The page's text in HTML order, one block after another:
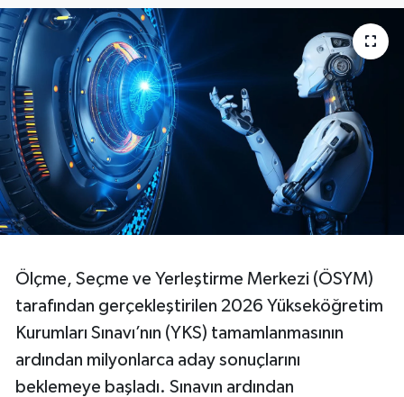
Ölçme, Seçme ve Yerleştirme Merkezi (ÖSYM)
tarafından gerçekleştirilen 2026 Yükseköğretim
Kurumları Sınavı’nın (YKS) tamamlanmasının
ardından milyonlarca aday sonuçlarını
beklemeye başladı. Sınavın ardından